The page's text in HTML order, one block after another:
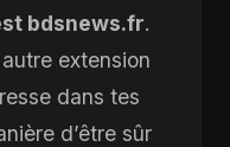
bdsnews.fr.
extension
dans tes
d’être sûr